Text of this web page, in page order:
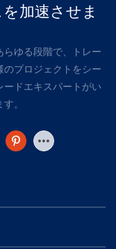
加速させま
らゆる段階で、トレー
のプロジェクトをシー
ードエキスパートがい
。